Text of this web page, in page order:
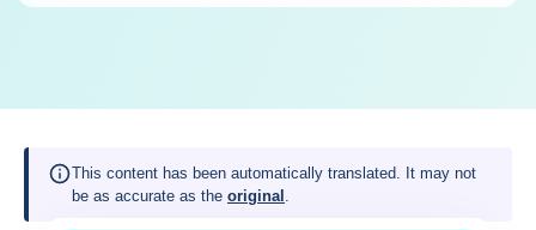
This content has been automatically translated. It may not
be as accurate as the original .